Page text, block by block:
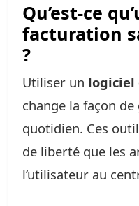
Qu’est-ce
facturation
?
Utiliser un logiciel
change la façon de
quotidien. Ces
de liberté que les
l’utilisateur au